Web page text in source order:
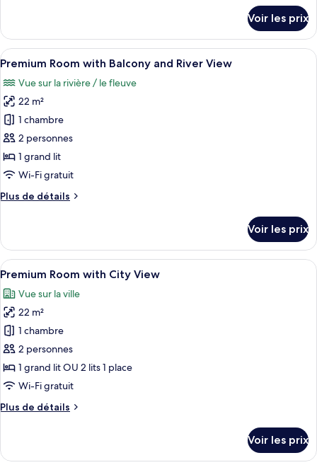
City
View
le
type
de
Superior
Room
with
City
View
Voir les prix
Afficher
toutes
les
photos
pour
ce
type
de
chambre :
Premium
Balcony
and
River
View
Une chambre d’hôtel comprenant
27
Premium Room with Balcony and River View
Vue sur la rivière / le fleuve
22 m²
1 chambre
2 personnes
1 grand lit
Wi-Fi gratuit
Plus de détails
Plus
le
type
de
Premium
Room
with
Balcony
and
River
View
Voir les prix
Afficher
toutes
les
photos
pour
ce
type
de
chambre :
Premium
Une chambre d’hôtel avec un lit, un
19
Premium Room with City View
Vue sur la ville
22 m²
1 chambre
2 personnes
1 grand lit OU 2 lits 1 place
Wi-Fi gratuit
Plus de détails
Plus
le
Voir les prix